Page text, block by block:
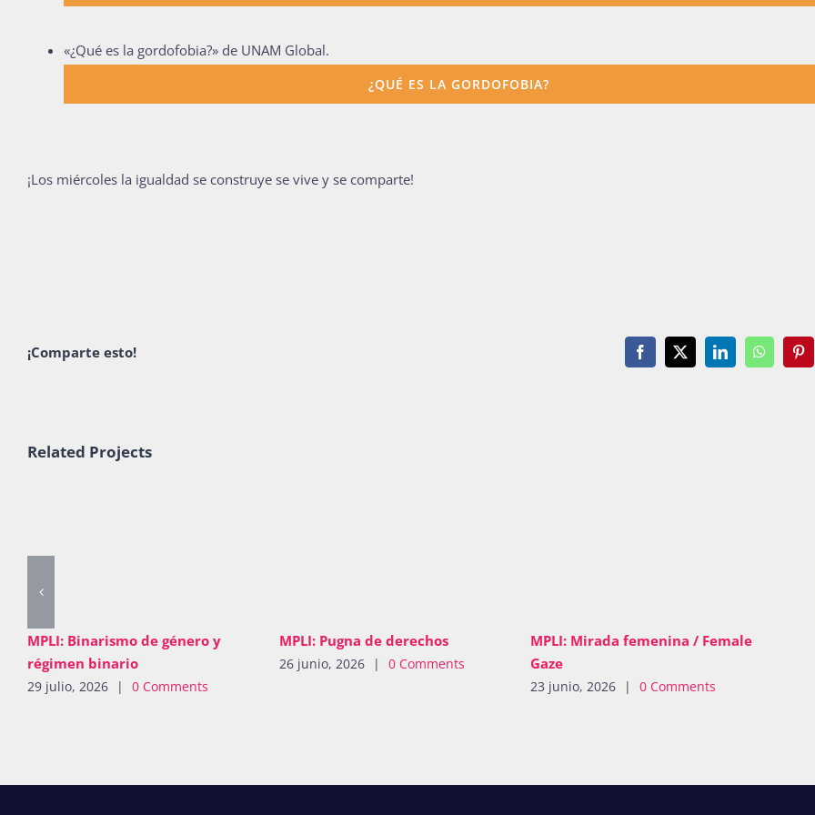
«¿Qué es la gordofobia?» de UNAM Global.
¿QUÉ ES LA GORDOFOBIA?
¡Los miércoles la igualdad se construye se vive y se comparte!
¡Comparte esto! Facebook
X LinkedInWhatsApp
Related Projects
MPLI: Binarismo de género y
régimen binario
29 julio, 2026 | 0 Comments
MPLI: Pugna de derechos
26 junio, 2026 | 0 Comments
MPLI: Mirada femenina / Female
Gaze
23 junio, 2026 | 0 Comments